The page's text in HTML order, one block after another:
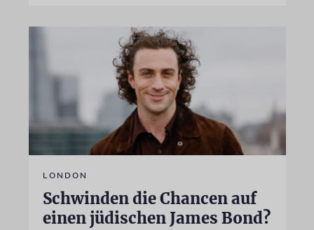
LONDON
Schwinden die Chancen auf
einen jüdischen James Bond?